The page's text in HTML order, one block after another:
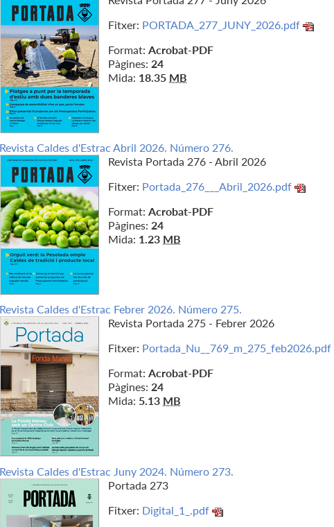
Fitxer: PORTADA_277_JUNY_2026.pdf
Format: Acrobat-PDF
Pàgines: 24
Mida: 18.35 MB
Revista Caldes d'Estrac Abril 2026. Número 276.
Revista Portada 276 - Abril 2026
Fitxer: Portada_276___Abril_2026.pdf
Format: Acrobat-PDF
Pàgines: 24
Mida: 1.23 MB
Revista Caldes d'Estrac Febrer 2026. Número 275.
Revista Portada 275 - Febrer 2026
Fitxer: Portada_Nu__769_m_275_feb2026.pdf
Format: Acrobat-PDF
Pàgines: 24
Mida: 5.13 MB
Revista Caldes d'Estrac Juny 2024. Número 273.
Portada 273
Fitxer: Digital_1_.pdf